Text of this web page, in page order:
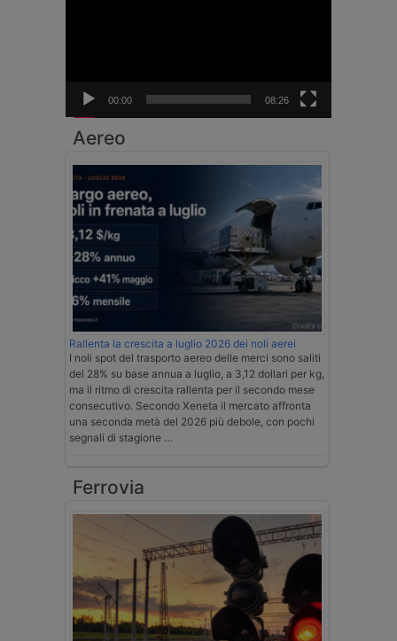
00:00 08:26
Aereo
Rallenta la crescita a luglio 2026 dei noli aerei
I noli spot del trasporto aereo delle merci sono saliti
del 28% su base annua a luglio, a 3,12 dollari per kg,
ma il ritmo di crescita rallenta per il secondo mese
consecutivo. Secondo Xeneta il mercato affronta
una seconda metà del 2026 più debole, con pochi
segnali di stagione …
Ferrovia